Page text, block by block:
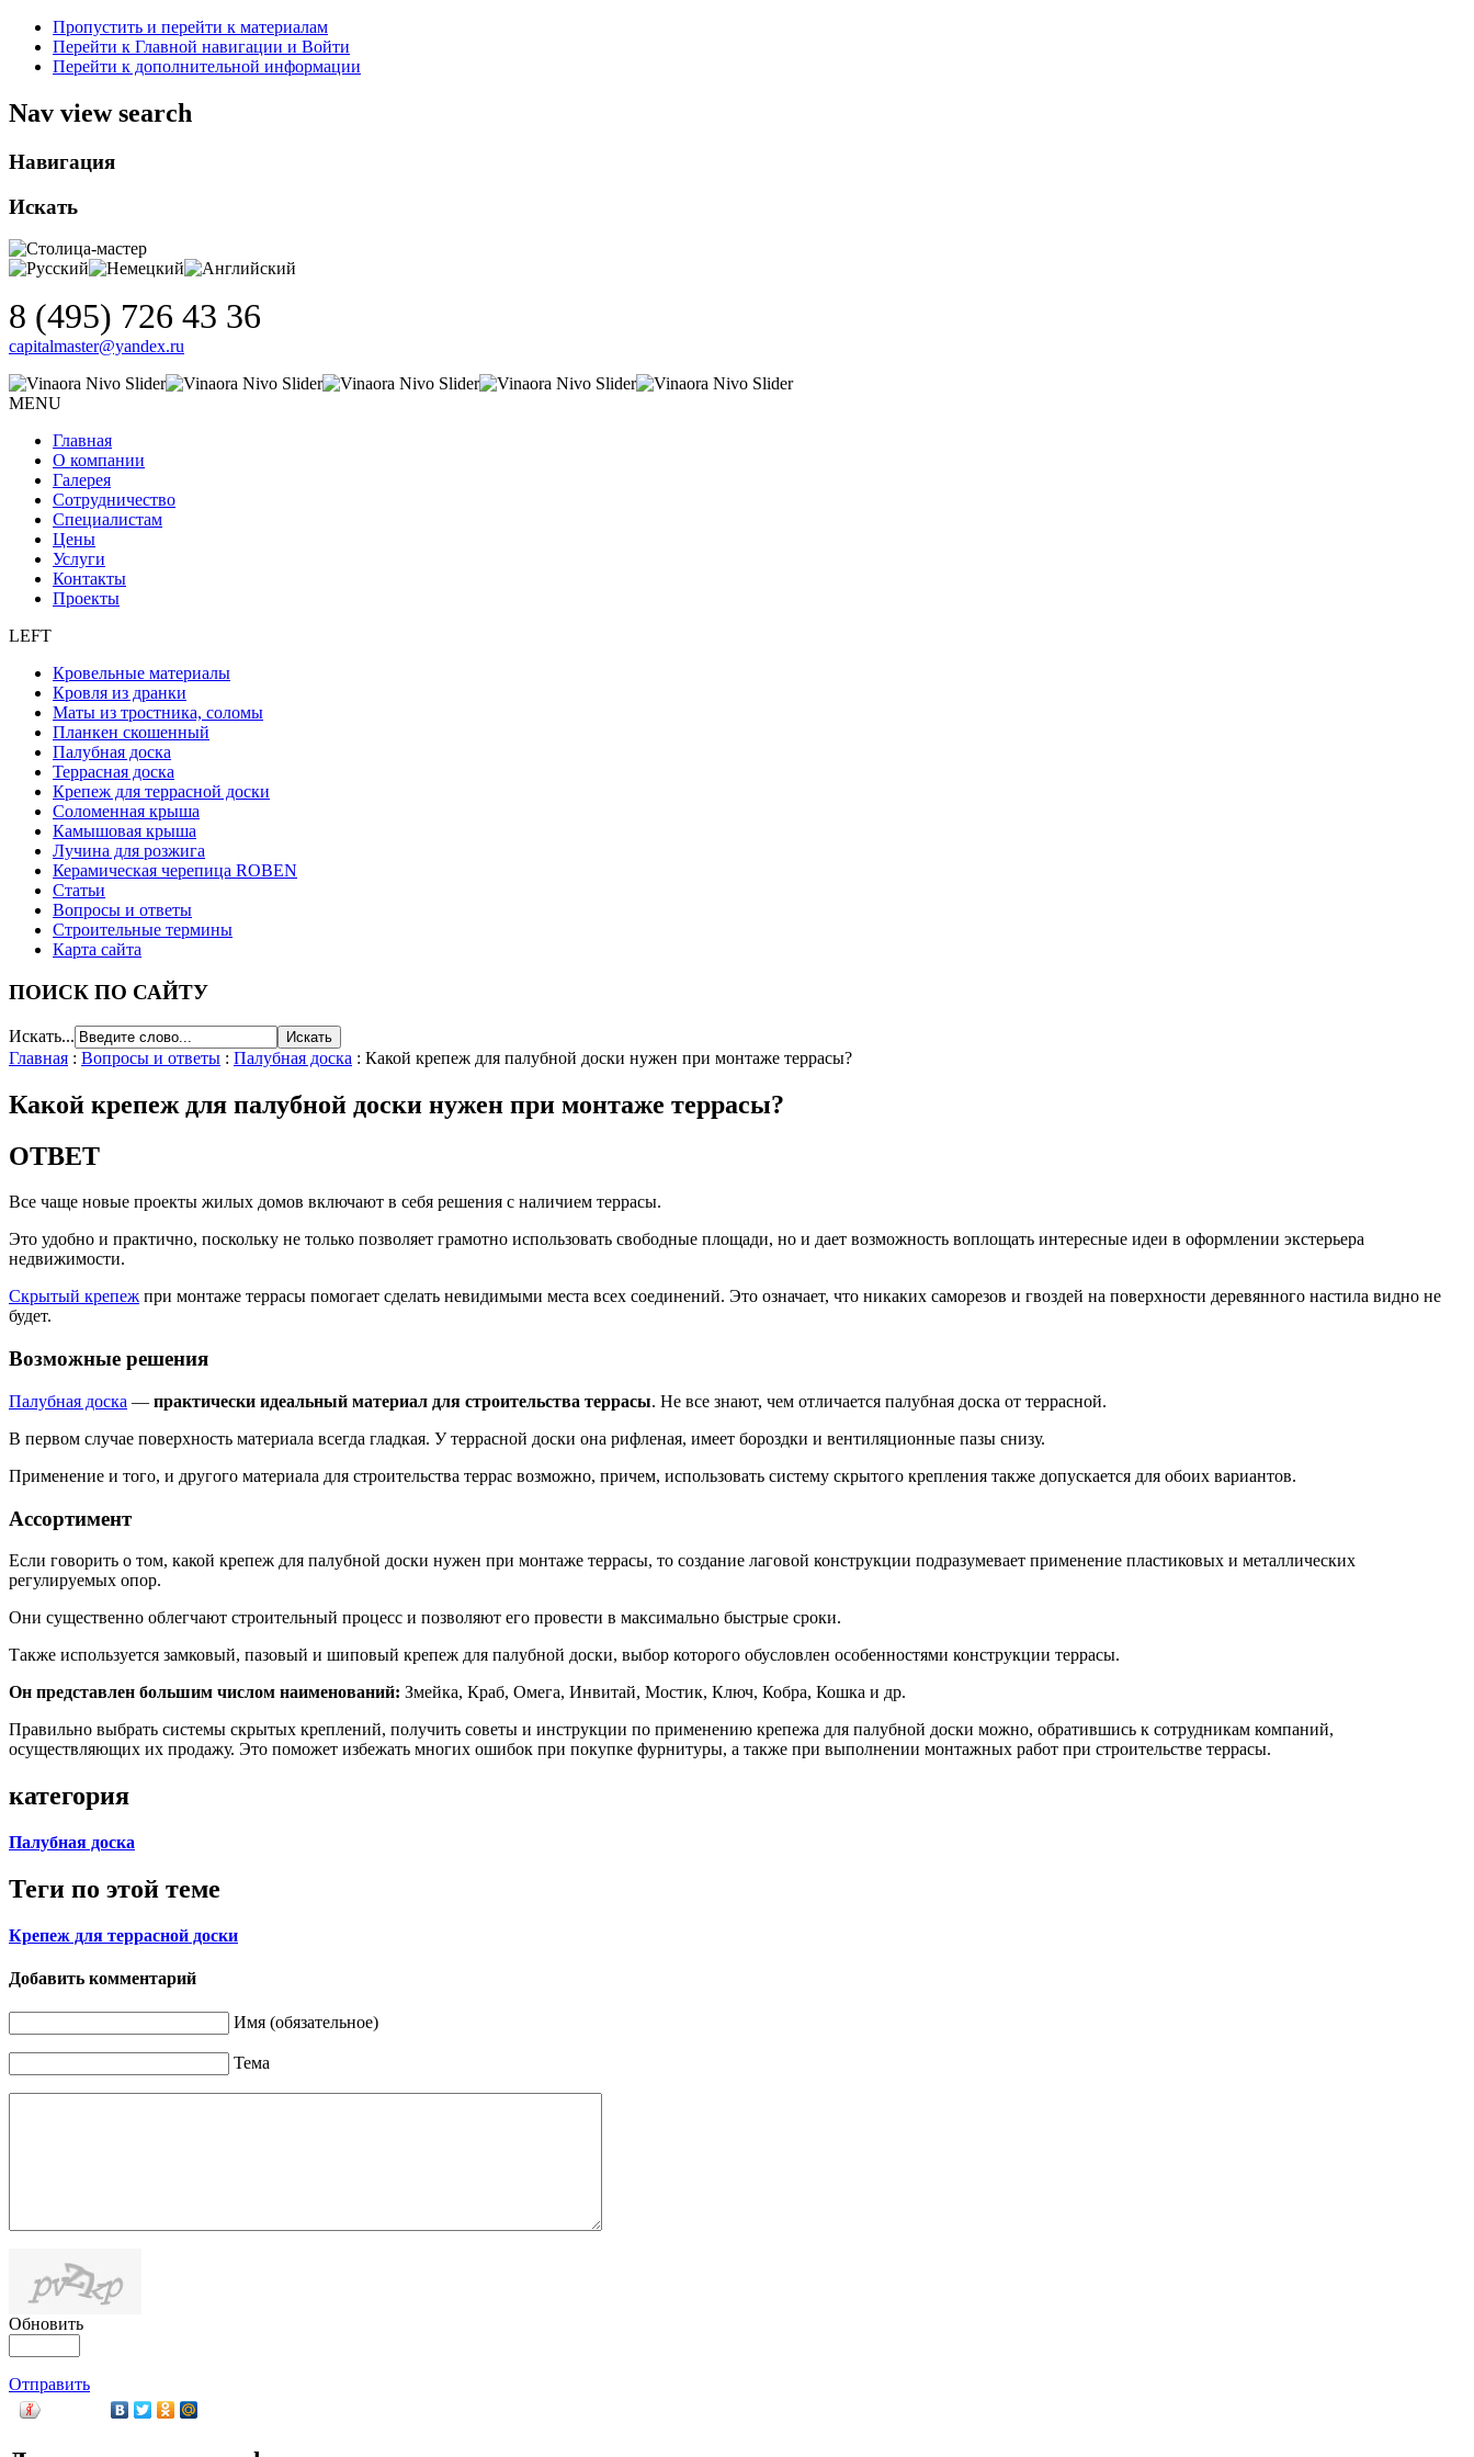
Пропустить и перейти к материалам
Перейти к Главной навигации и Войти
Перейти к дополнительной информации
Nav view search
Навигация
Искать
8 (495) 726 43 36
capitalmaster@yandex.ru
MENU
Главная
О компании
Галерея
Сотрудничество
Специалистам
Цены
Услуги
Контакты
Проекты
LEFT
Кровельные материалы
Кровля из дранки
Маты из тростника, соломы
Планкен скошенный
Палубная доска
Террасная доска
Крепеж для террасной доски
Соломенная крыша
Камышовая крыша
Лучина для розжига
Керамическая черепица ROBEN
Статьи
Вопросы и ответы
Строительные термины
Карта сайта
ПОИСК ПО САЙТУ
Искать...
Главная : Вопросы и ответы : Палубная доска : Какой крепеж для палубной доски нужен при монтаже террасы?
Какой крепеж для палубной доски нужен при монтаже террасы?
ОТВЕТ
Все чаще новые проекты жилых домов включают в себя решения с наличием террасы.
Это удобно и практично, поскольку не только позволяет грамотно использовать свободные площади, но и дает возможность воплощать интересные идеи в оформлении экстерьера
недвижимости.
Скрытый крепеж при монтаже террасы помогает сделать невидимыми места всех соединений. Это означает, что никаких саморезов и гвоздей на поверхности деревянного настила видно не
будет.
Возможные решения
Палубная доска — практически идеальный материал для строительства террасы. Не все знают, чем отличается палубная доска от террасной.
В первом случае поверхность материала всегда гладкая. У террасной доски она рифленая, имеет бороздки и вентиляционные пазы снизу.
Применение и того, и другого материала для строительства террас возможно, причем, использовать систему скрытого крепления также допускается для обоих вариантов.
Ассортимент
Если говорить о том, какой крепеж для палубной доски нужен при монтаже террасы, то создание лаговой конструкции подразумевает применение пластиковых и металлических
регулируемых опор.
Они существенно облегчают строительный процесс и позволяют его провести в максимально быстрые сроки.
Также используется замковый, пазовый и шиповый крепеж для палубной доски, выбор которого обусловлен особенностями конструкции террасы.
Он представлен большим числом наименований: Змейка, Краб, Омега, Инвитай, Мостик, Ключ, Кобра, Кошка и др.
Правильно выбрать системы скрытых креплений, получить советы и инструкции по применению крепежа для палубной доски можно, обратившись к сотрудникам компаний,
осуществляющих их продажу. Это поможет избежать многих ошибок при покупке фурнитуры, а также при выполнении монтажных работ при строительстве террасы.
категория
Палубная доска
Теги по этой теме
Крепеж для террасной доски
Добавить комментарий
Имя (обязательное)
Тема
Обновить
Отправить